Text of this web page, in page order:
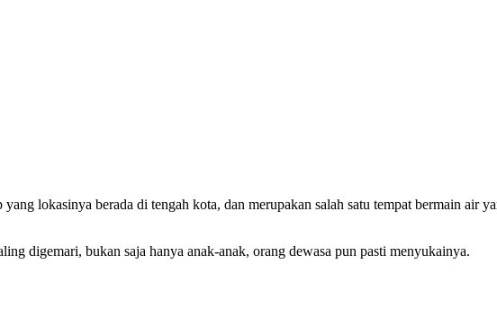
lokasinya berada di tengah kota, dan merupakan salah satu tempat bermain air
digemari, bukan saja hanya anak-anak, orang dewasa pun pasti menyukainya.